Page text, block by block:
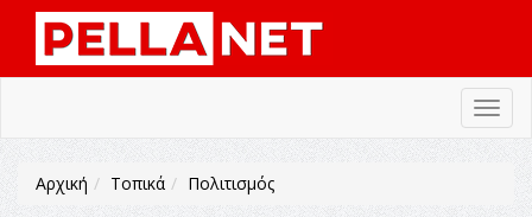
Αρχική Τοπικά Πολιτισμός